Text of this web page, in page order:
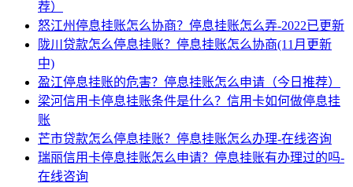
荐）
怒江州停息挂账怎么协商？停息挂账怎么弄-2022已更新
陇川贷款怎么停息挂账？停息挂账怎么协商(11月更新
中)
盈江停息挂账的危害？停息挂账怎么申请（今日推荐）
梁河信用卡停息挂账条件是什么？信用卡如何做停息挂
账
芒市贷款怎么停息挂账？停息挂账怎么办理-在线咨询
瑞丽信用卡停息挂账怎么申请？停息挂账有办理过的吗-
在线咨询